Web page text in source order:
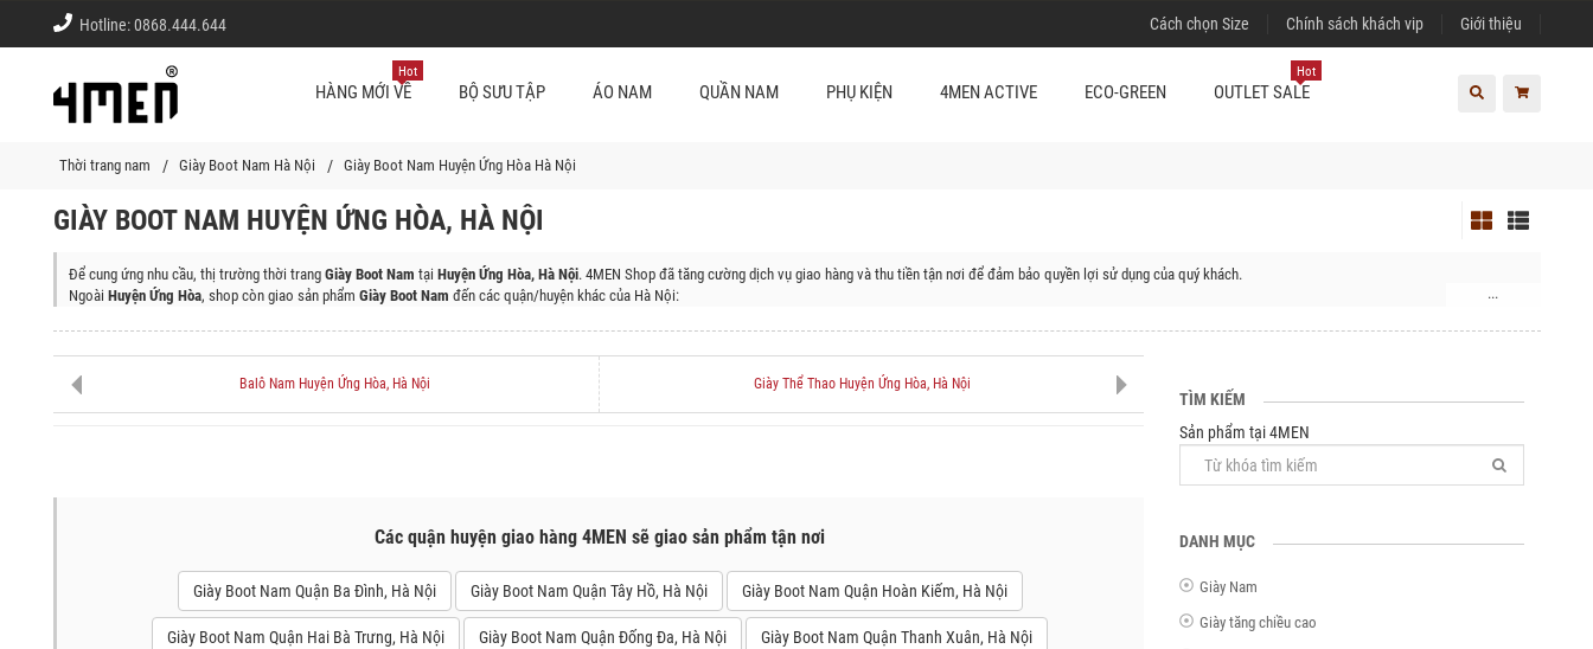
Hotline:0868.444.644 Cách chọn Size Chính sách khách vip Giới thiệu
HÀNG MỚI VỀ
Hot
BỘ SƯU TẬP ÁO NAM QUẦN NAM PHỤ KIỆN 4MEN ACTIVE ECO-GREEN OUTLET SALE
Hot
Thời trang nam Giày Boot Nam Hà Nội Giày Boot Nam Huyện Ứng Hòa Hà Nội
GIÀY BOOT NAM HUYỆN ỨNG HÒA, HÀ NỘI
Để cung ứng nhu cầu, thị trường thời trang Giày Boot Nam tại Huyện Ứng Hòa, Hà Nội. 4MEN Shop đã tăng cường dịch vụ giao hàng và thu tiền tận nơi để đảm bảo quyền lợi sử dụng của quý khách.
Ngoài Huyện Ứng Hòa, shop còn giao sản phẩm Giày Boot Nam đến các quận/huyện khác của Hà Nội:
Huyện Phú Xuyên
...
Balô Nam Huyện Ứng Hòa, Hà Nội Giày Thể Thao Huyện Ứng Hòa, Hà Nội
Các quận huyện giao hàng 4MEN sẽ giao sản phẩm tận nơi
Giày Boot Nam Quận Ba Đình, Hà Nội Giày Boot Nam Quận Tây Hồ, Hà Nội Giày Boot Nam Quận Hoàn Kiếm, Hà Nội
Giày Boot Nam Quận Hai Bà Trưng, Hà Nội Giày Boot Nam Quận Đống Đa, Hà Nội Giày Boot Nam Quận Thanh Xuân, Hà Nội
TÌM KIẾM
Sản phẩm tại 4MEN
DANH MỤC
Giày Nam
Giày tăng chiều cao